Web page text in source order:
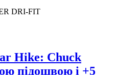
DRI-FIT
Hike: Chuck
підошвою і +5